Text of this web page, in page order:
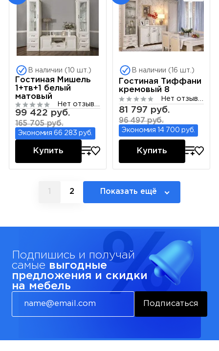
В наличии (10 шт.)
Гостиная Мишель
1+тв+1 белый
матовый
99 422 руб.
165 705 руб.
Экономия 66 283 руб.
Купить
В наличии (16 шт.)
Гостиная Тиффани
кремовый 8
81 797 руб.
96 497 руб.
Экономия 14 700 руб.
Купить
2 Показать ещё
Подпишись и получай
самые выгодные
предложения и скидки
на мебель
Подписаться